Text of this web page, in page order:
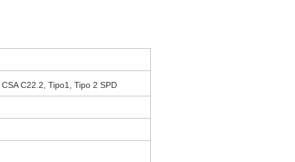
CSA C22.2 , Tipo1, Tipo 2 SPD